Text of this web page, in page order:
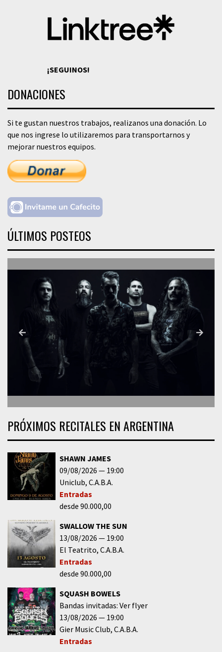
¡SEGUINOS!
DONACIONES
Si te gustan nuestros trabajos, realizanos una donación. Lo
que nos ingrese lo utilizaremos para transportarnos y
mejorar nuestros equipos.
ÚLTIMOS POSTEOS
PRÓXIMOS RECITALES EN ARGENTINA
SHAWN JAMES
09/08/2026
19:00
Uniclub C.A.B.A.
Entradas
desde 90.000,00
SWALLOW THE SUN
13/08/2026
19:00
El Teatrito C.A.B.A.
Entradas
desde 90.000,00
SQUASH BOWELS
Bandas invitadas: Ver flyer
13/08/2026
19:00
Gier Music Club C.A.B.A.
Entradas